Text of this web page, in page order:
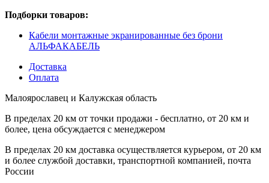
Подборки товаров:
Кабели монтажные экранированные без брони
АЛЬФАКАБЕЛЬ
Доставка
Оплата
Малоярославец и Калужская область
В пределах 20 км от точки продажи - бесплатно, от 20 км и
более, цена обсуждается с менеджером
В пределах 20 км доставка осуществляется курьером, от 20 км
и более службой доставки, транспортной компанией, почта
России